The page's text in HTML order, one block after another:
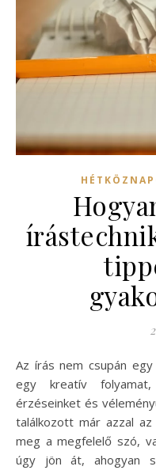
Az írás nem csupán egy hétköznapi tevékenység, hanem
egy kreatív
érzéseinket és
találkozott már azzal
meg a megfelelő szó,
úgy jön át, ahogyan